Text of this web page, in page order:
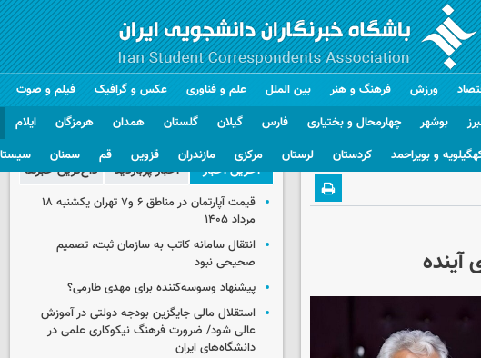
ورزش فرهنگ و هنر بین الملل علم و فناوری عکس و گرافیک فیلم و صوت
بوشهر چهارمحال و بختیاری فارس گیلان گلستان همدان هرمزگان ایلام
و بویراحمد کردستان لرستان مرکزی مازندران قزوین قم سمنان
آینده
آخرین اخبار اخبار پربازدید داغ‌ترین خبرها
قیمت آپارتمان در مناطق ۶ و۷ تهران یکشنبه ۱۸
مرداد ۱۴۰۵
انتقال سامانه کاتب به سازمان ثبت، تصمیم
صحیحی نبود
پیشنهاد وسوسه‌کننده برای مهدی طارمی؟
استقلال مالی جایگزین بودجه دولتی در آموزش
عالی شود/ ضرورت فرهنگ نیکوکاری علمی در
دانشگاه‌های ایران